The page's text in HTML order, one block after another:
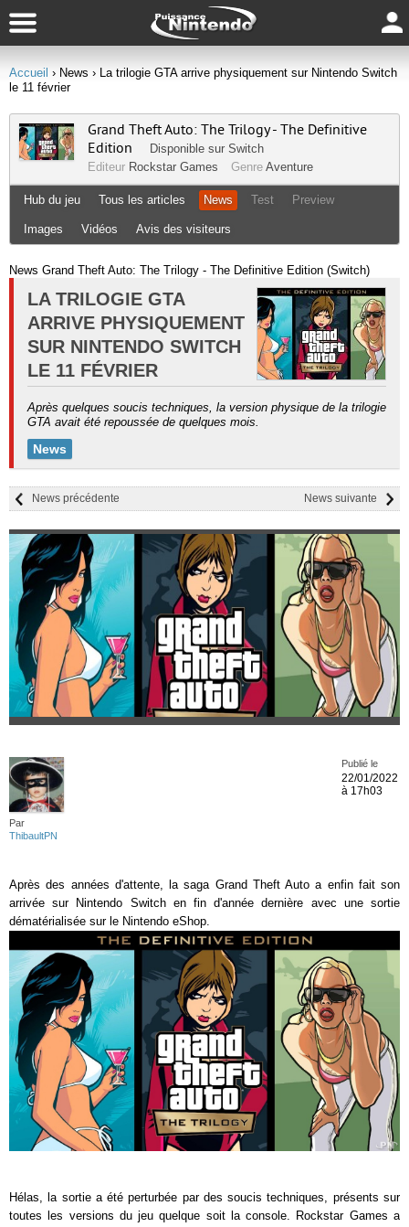
Accueil › News › La trilogie GTA arrive physiquement sur Nintendo Switch
le 11 février
Grand Theft Auto: The Trilogy - The Definitive
Edition
Disponible sur Switch
Editeur Rockstar Games Genre Aventure
Hub du jeu Tous les articles News Test Preview
Images Vidéos Avis des visiteurs
News Grand Theft Auto: The Trilogy - The Definitive Edition (Switch)
LA TRILOGIE GTA
ARRIVE PHYSIQUEMENT
SUR NINTENDO SWITCH
LE 11 FÉVRIER
Après quelques soucis techniques, la version physique de la trilogie
GTA avait été repoussée de quelques mois.
News
News suivante
News précédente
Par
ThibaultPN
Publié le
22/01/2022
à 17h03
Après des années d'attente, la saga Grand Theft Auto a enfin fait son
arrivée sur Nintendo Switch en fin d'année dernière avec une sortie
dématérialisée sur le Nintendo eShop.
Hélas, la sortie a été perturbée par des soucis techniques, présents sur
toutes les versions du jeu quelque soit la console. Rockstar Games a